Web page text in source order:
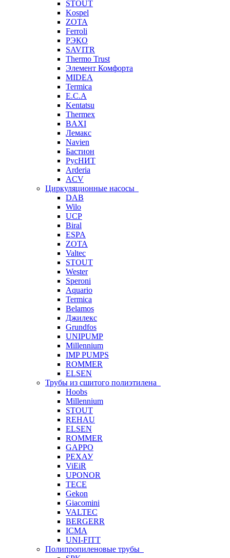
STOUT
Kospel
ZOTA
Ferroli
РЭКО
SAVITR
Thermo Trust
Элемент Комфорта
MIDEA
Termica
E.C.A
Kentatsu
Thermex
BAXI
Лемакс
Navien
Бастион
РусНИТ
Arderia
ACV
Циркуляционные насосы
DAB
Wilo
UCP
Biral
ESPA
ZOTA
Valtec
STOUT
Wester
Speroni
Aquario
Termica
Belamos
Джилекс
Grundfos
UNIPUMP
Millennium
IMP PUMPS
ROMMER
ELSEN
Трубы из сшитого полиэтилена
Hoobs
Millennium
STOUT
REHAU
ELSEN
ROMMER
GAPPO
РЕХАУ
ViEiR
UPONOR
TECE
Gekon
Giacomini
VALTEC
BERGERR
ICMA
UNI-FITT
Полипропиленовые трубы